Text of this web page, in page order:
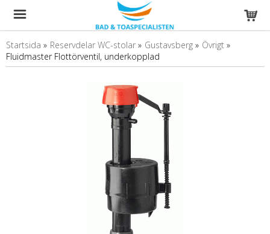
Startsida » Reservdelar WC-stolar » Gustavsberg » Övrigt »
Fluidmaster Flottörventil, underkopplad